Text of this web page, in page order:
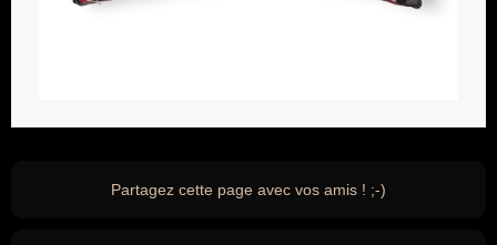
Partagez cette page avec vos amis ! ;-)